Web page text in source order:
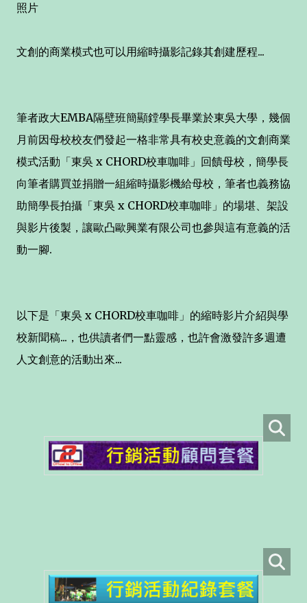
照片
文創的商業模式也可以用縮時攝影記錄其創建歷程...
筆者政大EMBA隔壁班簡顯鏜學長畢業於東吳大學，幾個
月前因母校校友們發起一格非常具有校史意義的文創商業
模式活動「東吳 x CHORD校車咖啡」回饋母校，簡學長
向筆者購買並捐贈一組縮時攝影機給母校，筆者也義務協
助簡學長拍攝「東吳 x CHORD校車咖啡」的場堪、架設
與影片後製，讓歐凸歐興業有限公司也參與這有意義的活
動一腳.
以下是「東吳 x CHORD校車咖啡」的縮時影片介紹與學
校新聞稿...，也供讀者們一點靈感，也許會激發許多週遭
人文創意的活動出來...